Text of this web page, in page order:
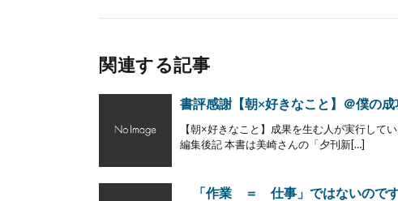
関連する記事
書評感謝【朝×好きなこと】＠僕の
【朝×好きなこと】成果を生む人が実行して
編集後記 本書は美崎さんの「夕刊新[…]
「作業 ＝ 仕事」ではないのです